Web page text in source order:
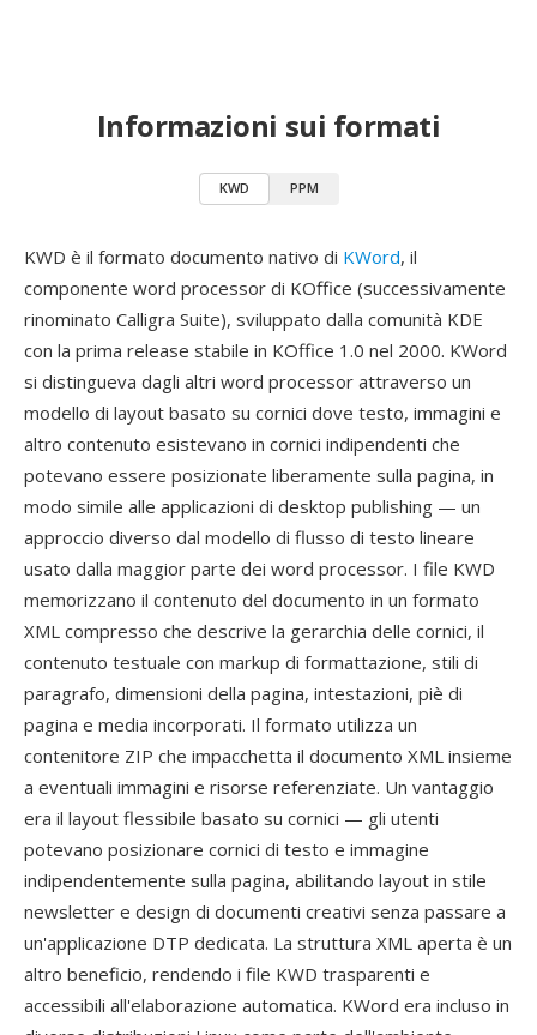
Informazioni sui formati
KWD PPM
KWD è il formato documento nativo di KWord, il
componente word processor di KOffice (successivamente
rinominato Calligra Suite), sviluppato dalla comunità KDE
con la prima release stabile in KOffice 1.0 nel 2000. KWord
si distingueva dagli altri word processor attraverso un
modello di layout basato su cornici dove testo, immagini e
altro contenuto esistevano in cornici indipendenti che
potevano essere posizionate liberamente sulla pagina, in
modo simile alle applicazioni di desktop publishing — un
approccio diverso dal modello di flusso di testo lineare
usato dalla maggior parte dei word processor. I file KWD
memorizzano il contenuto del documento in un formato
XML compresso che descrive la gerarchia delle cornici, il
contenuto testuale con markup di formattazione, stili di
paragrafo, dimensioni della pagina, intestazioni, piè di
pagina e media incorporati. Il formato utilizza un
contenitore ZIP che impacchetta il documento XML insieme
a eventuali immagini e risorse referenziate. Un vantaggio
era il layout flessibile basato su cornici — gli utenti
potevano posizionare cornici di testo e immagine
indipendentemente sulla pagina, abilitando layout in stile
newsletter e design di documenti creativi senza passare a
un'applicazione DTP dedicata. La struttura XML aperta è un
altro beneficio, rendendo i file KWD trasparenti e
accessibili all'elaborazione automatica. KWord era incluso in